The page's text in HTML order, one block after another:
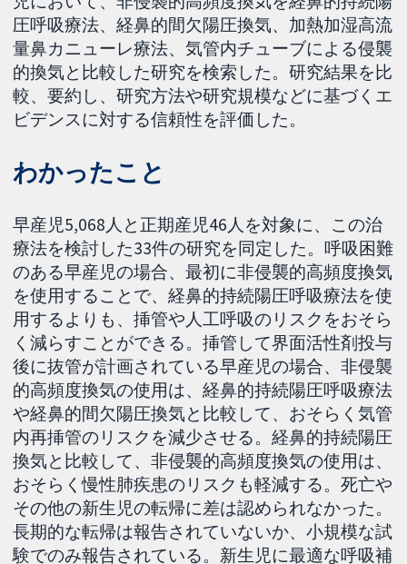
圧呼吸療法、経鼻的間欠陽圧換気、加熱加湿高流
量鼻カニューレ療法、気管内チューブによる侵襲
的換気と比較した研究を検索した。研究結果を比
較、要約し、研究方法や研究規模などに基づくエ
ビデンスに対する信頼性を評価した。
わかったこと
早産児5,068人と正期産児46人を対象に、この治
療法を検討した33件の研究を同定した。呼吸困難
のある早産児の場合、最初に非侵襲的高頻度換気
を使用することで、経鼻的持続陽圧呼吸療法を使
用するよりも、挿管や人工呼吸のリスクをおそら
く減らすことができる。挿管して界面活性剤投与
後に抜管が計画されている早産児の場合、非侵襲
的高頻度換気の使用は、経鼻的持続陽圧呼吸療法
や経鼻的間欠陽圧換気と比較して、おそらく気管
内再挿管のリスクを減少させる。経鼻的持続陽圧
換気と比較して、非侵襲的高頻度換気の使用は、
おそらく慢性肺疾患のリスクも軽減する。死亡や
その他の新生児の転帰に差は認められなかった。
長期的な転帰は報告されていないか、小規模な試
験でのみ報告されている。新生児に最適な呼吸補